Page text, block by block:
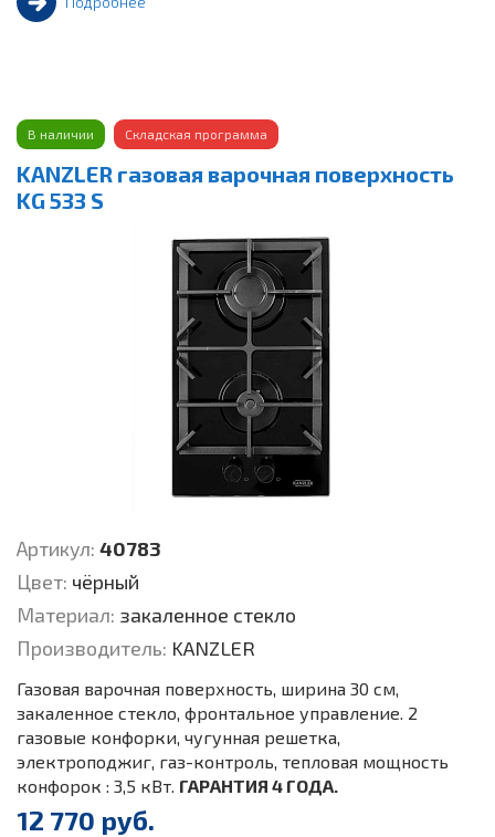
В наличии Складская программа
KANZLER газовая варочная поверхность
KG 533 S
Артикул: 40783
Цвет: чёрный
Материал: закаленное стекло
Производитель: KANZLER
Газовая варочная поверхность, ширина 30 см,
закаленное стекло, фронтальное управление. 2
газовые конфорки, чугунная решетка,
электроподжиг, газ-контроль, тепловая мощность
конфорок : 3,5 кВт. ГАРАНТИЯ 4 ГОДА.
12 770 руб.